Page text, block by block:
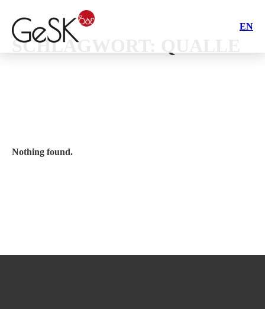
EN
SCHLAGWORT:
Nothing found.